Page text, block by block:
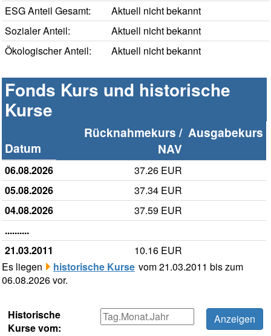
ESG Anteil Gesamt:
Aktuell nicht bekannt
Sozialer Anteil:
Aktuell nicht bekannt
Ökologischer Anteil:
Aktuell nicht bekannt
Fonds Kurs und historische
Kurse
Datum
Rücknahmekurs /
NAV
Ausgabekurs
06.08.2026
37.26 EUR
05.08.2026
37.34 EUR
04.08.2026
37.59 EUR
..........
21.03.2011
10.16 EUR
Es liegen
historische Kurse vom 21.03.2011 bis zum
06.08.2026 vor.
Historische
Kurse vom: